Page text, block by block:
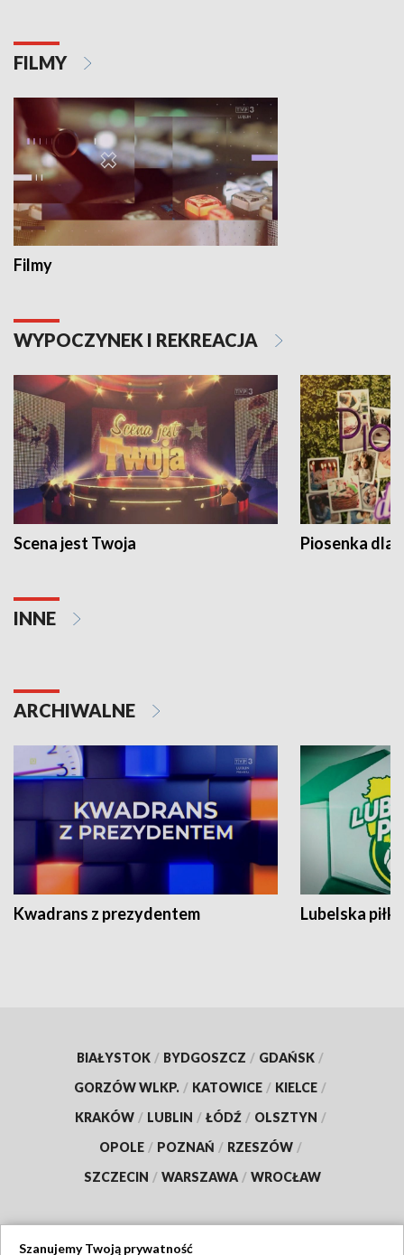
FILMY
Filmy
WYPOCZYNEK I REKREACJA
Scena jest Twoja Piosenka dla
INNE
ARCHIWALNE
Kwadrans z prezydentem Lubelska piłka
BIAŁYSTOK / BYDGOSZCZ / GDAŃSK /
GORZÓW WLKP. / KATOWICE / KIELCE /
KRAKÓW / LUBLIN / ŁÓDŹ / OLSZTYN /
OPOLE / POZNAŃ / RZESZÓW /
SZCZECIN / WARSZAWA / WROCŁAW
Szanujemy Twoją prywatność